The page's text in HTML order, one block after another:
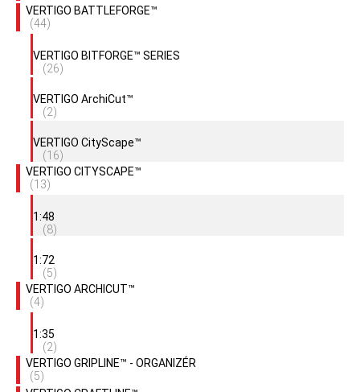
VERTIGO BATTLEFORGE™
(44)
VERTIGO BITFORGE™ SERIES
(26)
VERTIGO ArchiCut™
(2)
VERTIGO CityScape™
(16)
VERTIGO CITYSCAPE™
(13)
1:48
(8)
1:72
(5)
VERTIGO ARCHICUT™
(4)
1:35
(2)
VERTIGO GRIPLINE™ - ORGANIZÉR
(5)